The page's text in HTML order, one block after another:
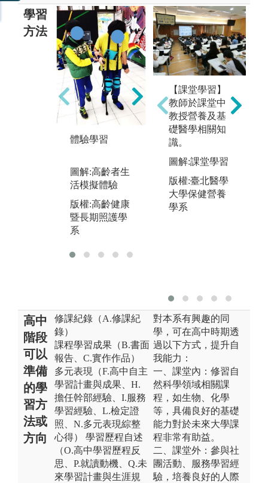
學習
方法
體驗學習
圖解:高齡者生
活模擬體驗
版權:高齡健康
暨長期照護學
系
團體客觀性結
構式臨床技能
測驗GOSCE
圖解:團體客觀
性結構式臨床
技能測驗GOS
CE
版權:高齡健康
【課堂學習】
教師於課堂中
教授營養及基
礎醫學相關知
識。
圖解:課堂學習
版權:臺北醫學
大學保健營養
學系
高中
階段
可以
準備
的學
習方
法或
方向
修課紀錄（A.修課紀
錄）
課程學習成果（B.書面
報告、C.實作作品）
多元表現（F.高中自主
學習計畫與成果、H.
擔任幹部經驗、I.服務
學習經驗、L.檢定證
照、N.多元表現綜整
心得） 學習歷程自述
（O.高中學習歷程反
思、P.就讀動機、Q.未
來學習計畫與生涯規
對本系有興趣的同
學，可在高中時期透
過以下方式，提升自
我能力：
一、課堂內：修習自
然科學領域相關課
程，如生物、化學
等，具備良好的基礎
能力對於未來大學課
程非常有助益。
二、課堂外：參與社
團活動、服務學習經
驗，培養良好的人際